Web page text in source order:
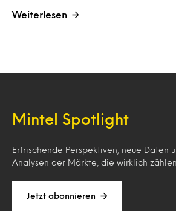
Weiterlesen
Mintel Spotlight
Erfrischende Perspektiven, neue Daten
Analysen der Märkte, die wirklich zählen.
Jetzt abonnieren